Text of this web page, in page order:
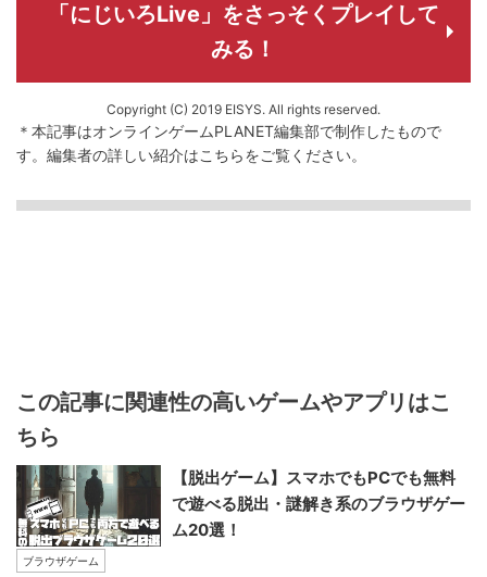
「にじいろLive」をさっそくプレイして
みる！
Copyright (C) 2019 EISYS. All rights reserved.
＊本記事はオンラインゲームPLANET編集部で制作したもので
す。 編集者の詳しい紹介はこちらをご覧ください。
この記事に関連性の高いゲームやアプリはこ
ちら
【脱出ゲーム】スマホでもPCでも無料
で遊べる脱出・謎解き系のブラウザゲー
ム20選！
ブラウザゲーム